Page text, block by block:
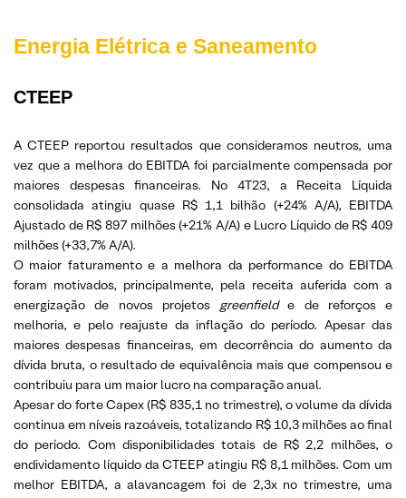
Energia Elétrica e Saneamento
CTEEP
A CTEEP reportou resultados que consideramos neutros, uma
vez que a melhora do EBITDA foi parcialmente compensada por
maiores despesas financeiras. No 4T23, a Receita Líquida
consolidada atingiu quase R$ 1,1 bilhão (+24% A/A), EBITDA
Ajustado de R$ 897 milhões (+21% A/A) e Lucro Líquido de R$ 409
milhões (+33,7% A/A).
O maior faturamento e a melhora da performance do EBITDA
foram motivados, principalmente, pela receita auferida com a
energização de novos projetos greenfielde de reforços e
melhoria, e pelo reajuste da inflação do período. Apesar das
maiores despesas financeiras, em decorrência do aumento da
dívida bruta, o resultado de equivalência mais que compensou e
contribuiu para um maior lucro na comparação anual.
Apesar do forte Capex (R$ 835,1 no trimestre), o volume da dívida
continua em níveis razoáveis, totalizando R$ 10,3 milhões ao final
do período. Com disponibilidades totais de R$ 2,2 milhões, o
endividamento líquido da CTEEP atingiu R$ 8,1 milhões. Com um
melhor EBITDA, a alavancagem foi de 2,3x no trimestre, uma